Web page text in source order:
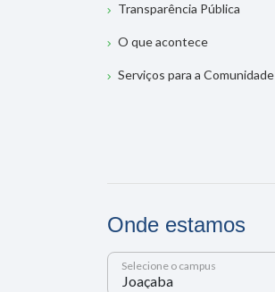
Transparência Pública
O que acontece
Serviços para a Comunidade
Onde estamos
Selecione o campus